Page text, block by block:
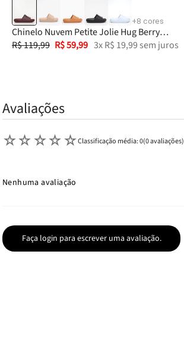
+8 cores
Chinelo Nuvem Petite Jolie Hug Berry
PJ7639
R$119,99 R$59,99 3xR$ 19,99 sem juros
Avaliações
☆☆☆☆☆Classificação média: 0(0 avaliações)
Faça login para escrever uma avaliação.
Nenhuma avaliação